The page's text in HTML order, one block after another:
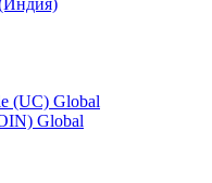
(UC) Global
Global